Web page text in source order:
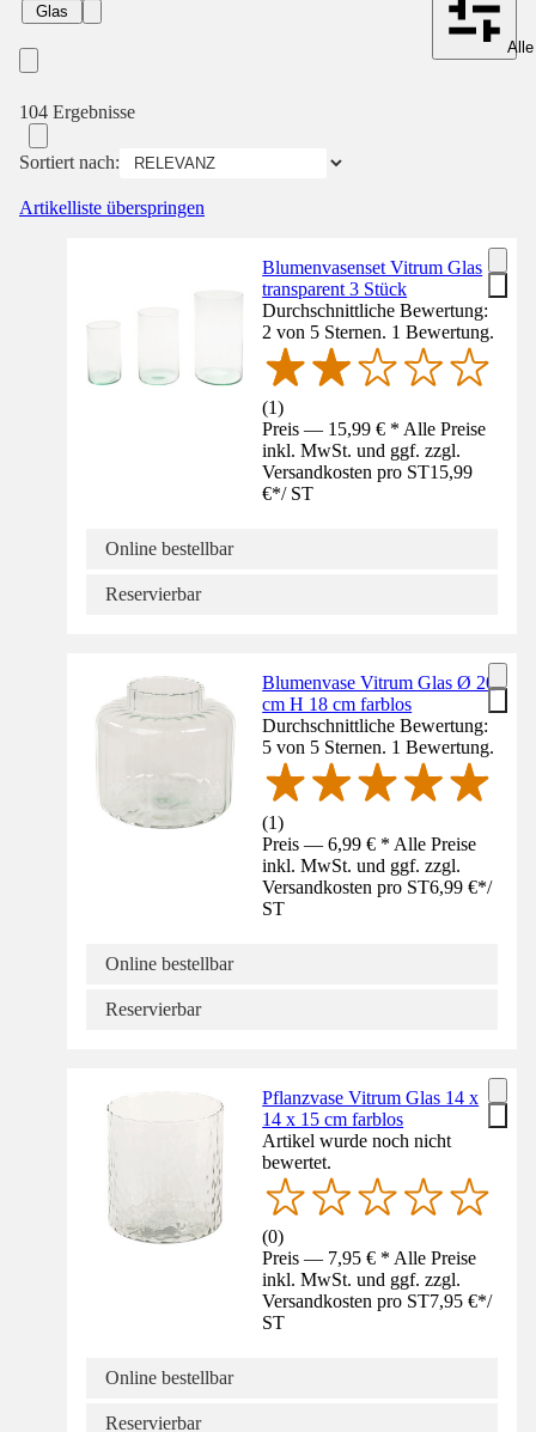
Glas
104 Ergebnisse
Sortiert nach:
Artikelliste überspringen
Blumenvasenset Vitrum Glas
transparent 3 Stück
Durchschnittliche Bewertung:
2 von 5 Sternen. 1 Bewertung.
(1)
Preis — 15,99 € * Alle Preise
inkl. MwSt. und ggf. zzgl.
Versandkosten pro ST15,99
€*/ ST
Online bestellbar
Reservierbar
Blumenvase Vitrum Glas Ø 20
cm H 18 cm farblos
Durchschnittliche Bewertung:
5 von 5 Sternen. 1 Bewertung.
(1)
Preis — 6,99 € * Alle Preise
inkl. MwSt. und ggf. zzgl.
Versandkosten pro ST6,99 €*/
ST
Online bestellbar
Reservierbar
Pflanzvase Vitrum Glas 14 x
14 x 15 cm farblos
Artikel wurde noch nicht
bewertet.
(0)
Preis — 7,95 € * Alle Preise
inkl. MwSt. und ggf. zzgl.
Versandkosten pro ST7,95 €*/
ST
Online bestellbar
Reservierbar